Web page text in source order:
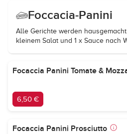
Foccacia-Panini
Alle Gerichte werden
kleinem Salat und 1 x Sauce nach
Focaccia Panini Tomate &
6,50 €
Focaccia Panini Prosciutto